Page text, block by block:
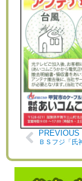
PREVIOUS